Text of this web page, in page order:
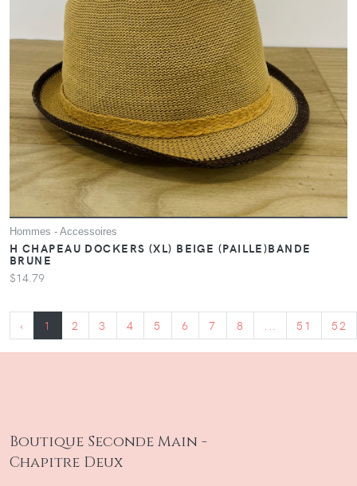
Hommes - Accessoires
H CHAPEAU DOCKERS (XL) BEIGE (PAILLE)BANDE
BRUNE
$14.79
‹ 1 2 3 4 5 6 7 8 ... 51 52
Boutique Seconde Main -
Chapitre Deux